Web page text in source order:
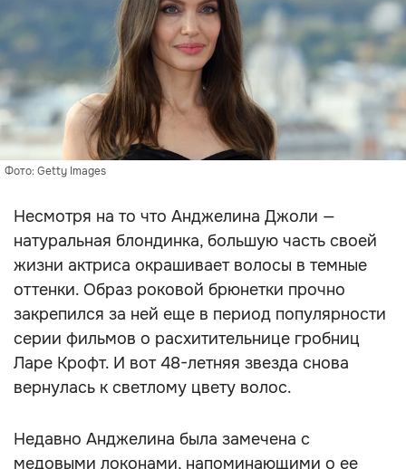
Фото: Getty Images
Несмотря на то что Анджелина Джоли —
натуральная блондинка, большую часть своей
жизни актриса окрашивает волосы в темные
оттенки. Образ роковой брюнетки прочно
закрепился за ней еще в период популярности
серии фильмов о расхитительнице гробниц
Ларе Крофт. И вот 48-летняя звезда снова
вернулась к светлому цвету волос.
Недавно Анджелина была замечена с
медовыми локонами, напоминающими о ее